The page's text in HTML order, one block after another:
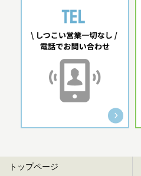
トップページ